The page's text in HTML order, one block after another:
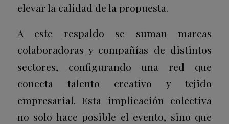
elevar la calidad de la propuesta.
A este respaldo se suman marcas
colaboradoras y compañías de distintos
sectores, configurando una red que
conecta talento creativo y tejido
empresarial. Esta implicación colectiva
no solo hace posible el evento, sino que